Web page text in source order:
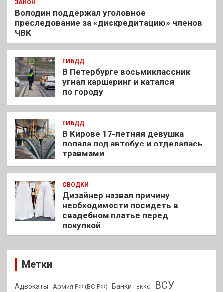
ЗАКОН
Володин поддержал уголовное
преследование за «дискредитацию» членов
ЧВК
ГИБДД
В Петербурге восьмиклассник
угнал каршеринг и катался
по городу
ГИБДД
В Кирове 17-летняя девушка
попала под автобус и отделалась
травмами
СВОДКИ
Дизайнер назвал причину
необходимости посидеть в
свадебном платье перед
покупкой
Метки
Адвокаты Армия РФ (ВС РФ) Банки ВККС ВСУ